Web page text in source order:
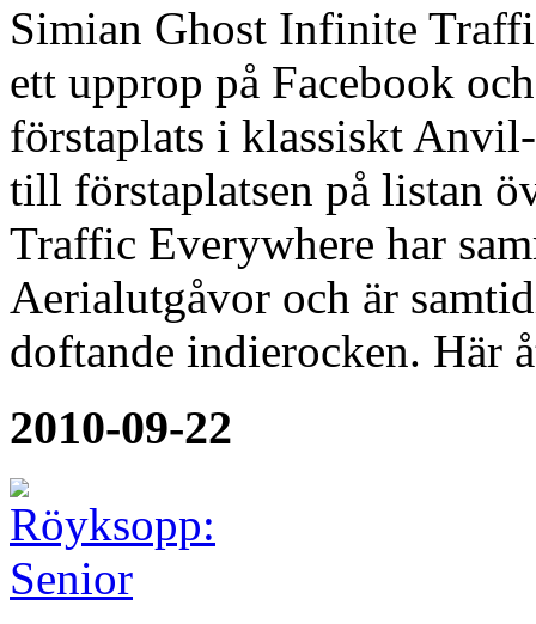
Simian Ghost Infinite
ett upprop på Facebook
förstaplats i klassiskt
till förstaplatsen på listan
Traffic Everywhere har
Aerialutgåvor och är
doftande indierocken.
2010-09-22